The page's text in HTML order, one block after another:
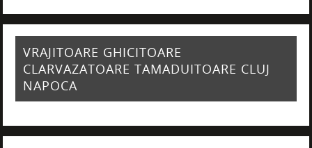
VRAJITOARE GHICITOARE
CLARVAZATOARE TAMADUITOARE CLUJ
NAPOCA